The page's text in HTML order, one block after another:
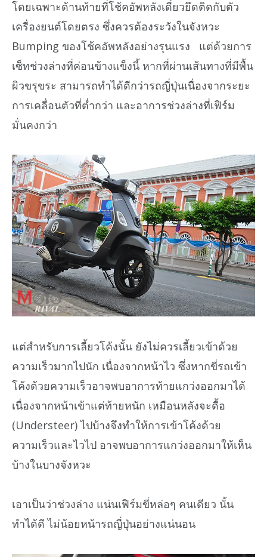
โดยเฉพาะด้านท้ายที่โช้คอัพหลังเดี่ยวยึดติดกับตัว
เครื่องยนต์โดยตรง ซึ่งควรต้องระวังในจังหวะ
Bumping ของโช้คอัพหลังอย่างรุนแรง แต่ด้วยการ
เซ็ทช่วงล่างที่ค่อนข้างแข็งนี้ หากที่ผ่านเส้นทางที่มีพื้น
ผิวขรุขระ สามารถทำได้ดีกว่ารถญี่ปุ่นเนื่องจากระยะ
การเคลื่อนตัวที่ต่ำกว่า และอาการช่วงล่างที่เฟิร์ม
มั่นคงกว่า
แต่สำหรับการเลี้ยวโค้งนั้น ยังไม่ควรเลี้ยวเข้าด้วย
ความเร็วมากไปนัก เนื่องจากหน้าไว ซึ่งหากขี่รถเข้า
โค้งด้วยความเร็วอาจพบอาการท้ายแกว่งออกมาได้
เนื่องจากหน้าเข้าแต่ท้ายหนัก เหมือนหลังจะดื้อ
(Understeer) ไปบ้างจึงทำให้การเข้าโค้งด้วย
ความเร็วและไวไป อาจพบอาการแกว่งออกมาให้เห็น
บ้างในบางจังหวะ
เอาเป็นว่าช่วงล่าง แน่นเฟิร์มขี่หล่อๆ คนเดียว นั้น
ทำได้ดี ไม่น้อยหน้ารถญี่ปุ่นอย่างแน่นอน